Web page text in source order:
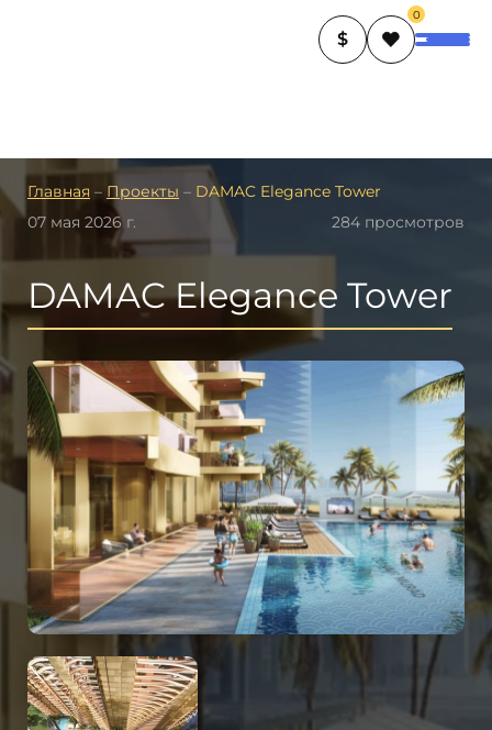
$
0
Главная – Проекты – DAMAC Elegance Tower
07 мая 2026 г.
284 просмотров
DAMAC Elegance Tower